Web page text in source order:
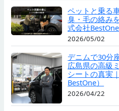
ペットと乗る
臭・毛の絡み
式会社
2026/05/02
デニムで30分
広島県の高級
シートの真実
BestOne）
2026/04/22